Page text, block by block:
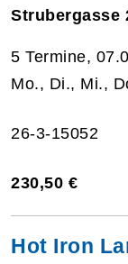
Strubergasse
5 Termine,
Mo., Di., Mi.,
26-3-15052
230,50 €
Hot Iron